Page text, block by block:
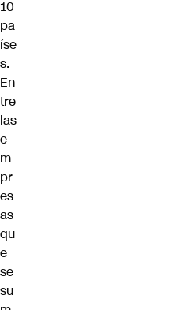
10
pa
íse
s.
En
tre
las
e
m
pr
es
as
qu
e
se
su